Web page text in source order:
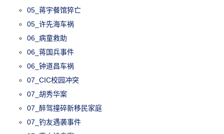
05_蒋宇餐馆猝亡
05_许先海车祸
06_病童救助
06_蒋国兵事件
06_钟道昌车祸
07_CIC校园冲突
07_胡秀华案
07_醉驾撞碎新移民家庭
07_钓友遇袭事件